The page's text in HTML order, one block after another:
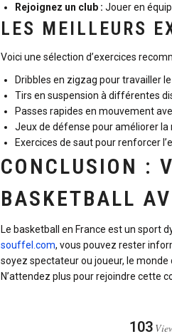
Rejoignez un club : Jouer en
LES MEILLEURS
Voici une sélection d’exercices
Dribbles en zigzag pour travailler
Tirs en suspension à différentes
Passes rapides en mouvement
Jeux de défense pour améliorer la
Exercices de saut pour renforcer
CONCLUSION :
BASKETBALL
Le basketball en France est un sport
souffel.com, vous pouvez rester
soyez spectateur ou joueur, le
N’attendez plus pour rejoindre cette
103